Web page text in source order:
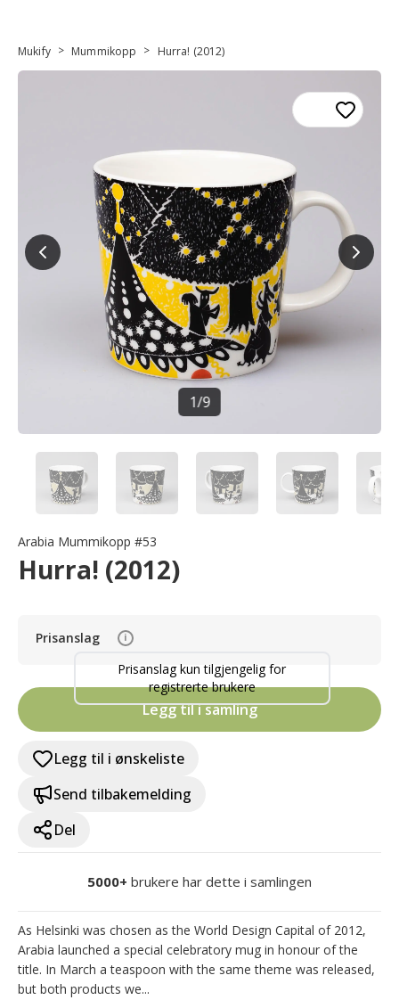
Mukify > Mummikopp > Hurra! (2012)
1/9
Arabia Mummikopp #53
Hurra! (2012)
Prisanslag i
Prisanslag kun tilgjengelig for
registrerte brukere
Legg til i samling
Legg til i ønskeliste
Send tilbakemelding
Del
5000+ brukere har dette i samlingen
As Helsinki was chosen as the World Design Capital of 2012,
Arabia launched a special celebratory mug in honour of the
title. In March a teaspoon with the same theme was released,
but both products we...